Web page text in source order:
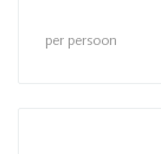
per persoon